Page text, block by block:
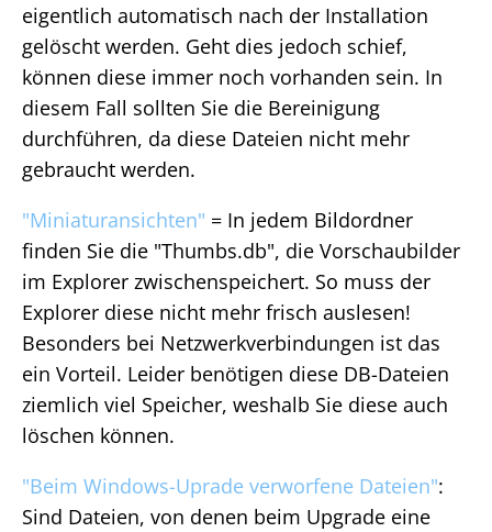
eigentlich automatisch nach der Installation
gelöscht werden. Geht dies jedoch schief,
können diese immer noch vorhanden sein. In
diesem Fall sollten Sie die Bereinigung
durchführen, da diese Dateien nicht mehr
gebraucht werden.
"Miniaturansichten" = In jedem Bildordner
finden Sie die "Thumbs.db", die Vorschaubilder
im Explorer zwischenspeichert. So muss der
Explorer diese nicht mehr frisch auslesen!
Besonders bei Netzwerkverbindungen ist das
ein Vorteil. Leider benötigen diese DB-Dateien
ziemlich viel Speicher, weshalb Sie diese auch
löschen können.
"Beim Windows-Uprade verworfene Dateien":
Sind Dateien, von denen beim Upgrade eine